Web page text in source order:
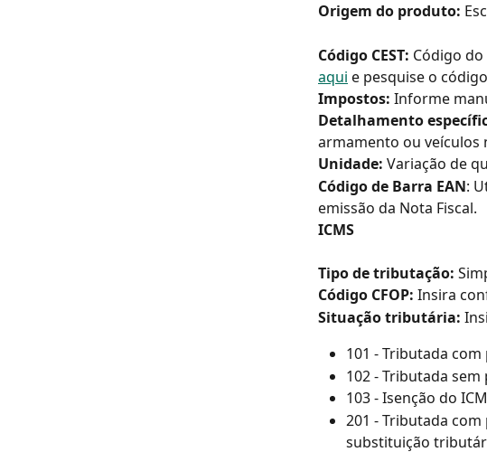
Origem do produto:
Código CEST: Código do
aqui e pesquise o
Impostos: Informe
Detalhamento
armamento ou veículos
Unidade: Variação de
Código de Barra EAN:
emissão da Nota Fiscal.
ICMS
Tipo de tributação:
Código CFOP: Insira
Situação tributária:
101 - Tributada
102 - Tributada
103 - Isenção do
201 - Tributada
substituição